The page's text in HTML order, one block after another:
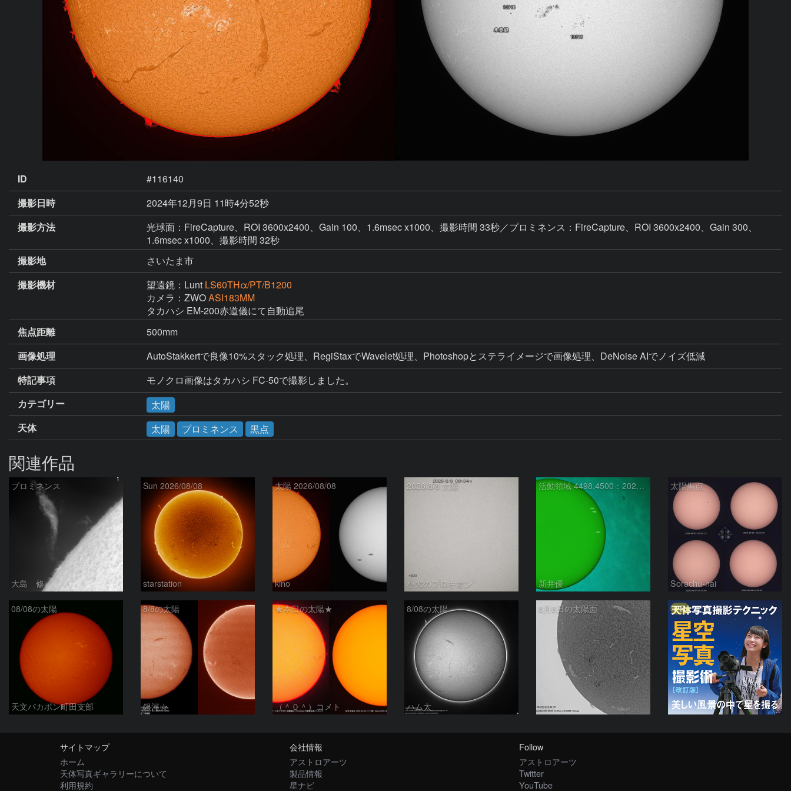
ID
#116140
撮影日時
2024年12月9日 11時4分52秒
撮影方法
光球面：FireCapture、ROI 3600x2400、Gain 100、1.6msec x1000、撮影時間 33秒／プロミネンス：FireCapture、ROI 3600x2400、Gain 300、
1.6msec x1000、撮影時間 32秒
撮影地
さいたま市
撮影機材
望遠鏡：Lunt LS60THα/PT/B1200
カメラ：ZWOASI183MM
タカハシ EM-200赤道儀にて自動追尾
焦点距離
500mm
画像処理
AutoStakkertで良像10%スタック処理、RegiStaxでWavelet処理、Photoshopとステライメージで画像処理、DeNoise AIでノイズ低減
特記事項
モノクロ画像はタカハシ FC-50で撮影しました。
カテゴリー
太陽
天体
太陽 プロミネンス 黒点
関連作品
プロミネンス
大島 修
Sun 2026/08/08
starstation
太陽 2026/08/08
kino
2026/8/8 太陽
小犬のプロキオン
活動領域 4498,4500：2026/08/08
新井優
太陽黒点
Sorachu-hai
08/08の太陽
天文バカボン町田支部
8/8の太陽
銀河☆
★本日の太陽★
（＾０＾）コメト
8/08の太陽
ハム太
8月8日の太陽面
ta-o
PR
サイトマップ
ホーム
天体写真ギャラリーについて
利用規約
会社情報
アストロアーツ
製品情報
星ナビ
Follow
アストロアーツ
Twitter
YouTube